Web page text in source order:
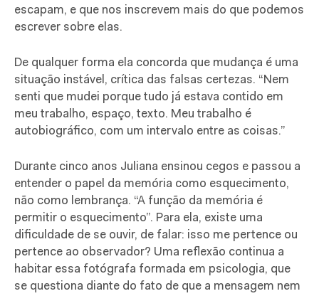
escapam, e que nos inscrevem mais do que podemos
escrever sobre elas.
De qualquer forma ela concorda que mudança é uma
situação instável, crítica das falsas certezas. “Nem
senti que mudei porque tudo já estava contido em
meu trabalho, espaço, texto. Meu trabalho é
autobiográfico, com um intervalo entre as coisas.”
Durante cinco anos Juliana ensinou cegos e passou a
entender o papel da memória como esquecimento,
não como lembrança. “A função da memória é
permitir o esquecimento”. Para ela, existe uma
dificuldade de se ouvir, de falar: isso me pertence ou
pertence ao observador? Uma reflexão continua a
habitar essa fotógrafa formada em psicologia, que
se questiona diante do fato de que a mensagem nem